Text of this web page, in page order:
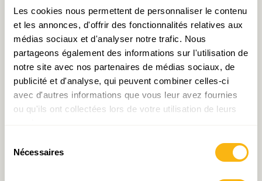
Les cookies nous permettent de personnaliser le contenu
et les annonces, d'offrir des fonctionnalités relatives aux
médias sociaux et d'analyser notre trafic. Nous
partageons également des informations sur l'utilisation de
notre site avec nos partenaires de médias sociaux, de
publicité et d'analyse, qui peuvent combiner celles-ci
avec d'autres informations que vous leur avez fournies
ou qu'ils ont collectées lors de votre utilisation de leurs
Nécessaires
collectives des grands défis ont historiquement
donné lieu à de salutaires capacités de
mobilisation et, par définition, le pire n’est jamais
certain !
Pour lire le Magazine IDEA[S] :